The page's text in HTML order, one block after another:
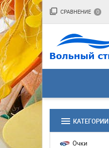
filter_none СРАВНЕНИЕ 0
menu КАТЕГОРИИ
Очки